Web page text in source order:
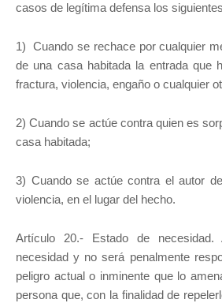
casos de legítima defensa los
1) Cuando se rechace por cualquier
de una casa habitada la entrada que
fractura, violencia, engaño o cualquier
2) Cuando se actúe contra quien es
casa habitada;
3) Cuando se actúe contra el autor
violencia, en el lugar del hecho.
Artículo 20.- Estado de
necesidad y no será penalmente
peligro actual o inminente que lo
persona que, con la finalidad de